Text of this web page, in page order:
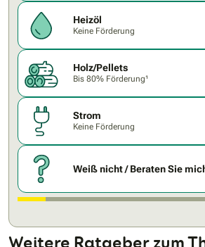
Heizöl
Keine Förderung
Holz/Pellets
Bis 80% Förderung¹
Strom
Keine Förderung
Weiß nicht / Beraten Sie
Weitere Ratgeber zum